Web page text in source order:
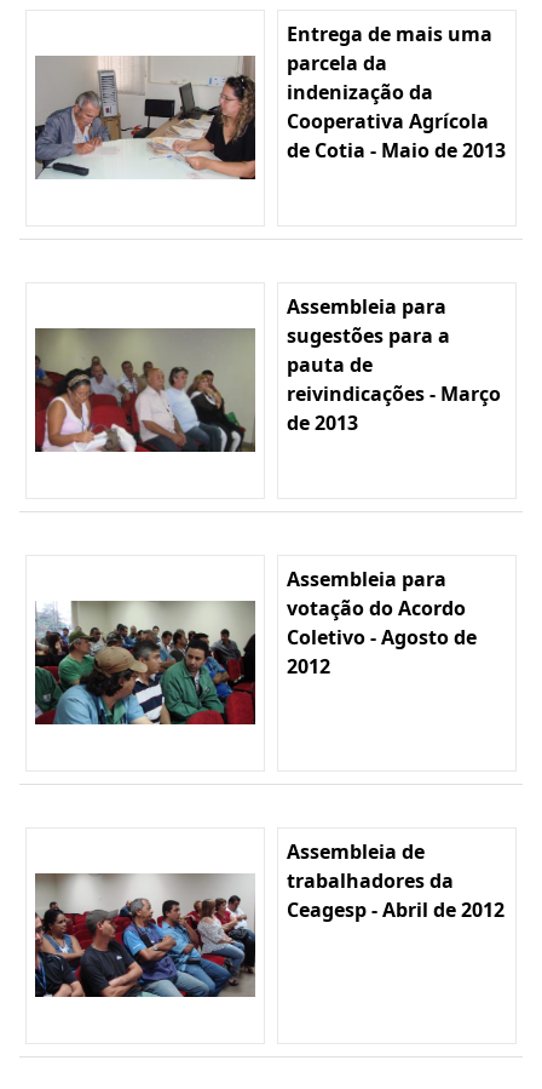
Entrega de mais uma
parcela da
indenização da
Cooperativa Agrícola
de Cotia - Maio de 2013
Assembleia para
sugestões para a
pauta de
reivindicações - Março
de 2013
Assembleia para
votação do Acordo
Coletivo - Agosto de
2012
Assembleia de
trabalhadores da
Ceagesp - Abril de 2012